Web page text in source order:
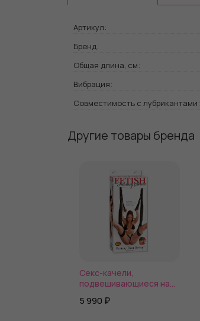
Артикул:
Бренд:
Общая длина, см:
Вибрация:
Совместимость с лубрикантами:
Другие товары бренда
Секс-качели,
подвешивающиеся на
5 990 ₽